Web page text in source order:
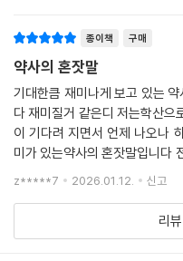
종이책 구매
약사의 혼잣말
기대한큼 재미나게 보고 있는
다 재미질거 같은디 저는학산
이 기다려 지면서 언제 나오나
미가 있는약사의 혼잣말입니
z*****7 2026.01.12. 신고
리